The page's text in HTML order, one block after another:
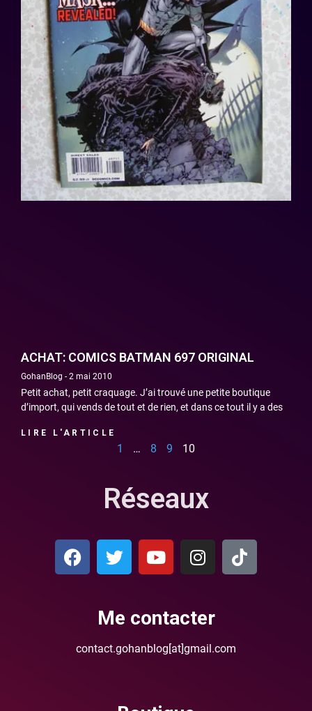
ACHAT: COMICS BATMAN 697 ORIGINAL
GohanBlog 2 mai 2010
Petit achat, petit craquage. J’ai trouvé une petite boutique
d’import, qui vends de tout et de rien, et dans ce tout il y a des
LIRE L'ARTICLE
1 … 8 9 10
Réseaux
Me contacter
contact.gohanblog[at]gmail.com